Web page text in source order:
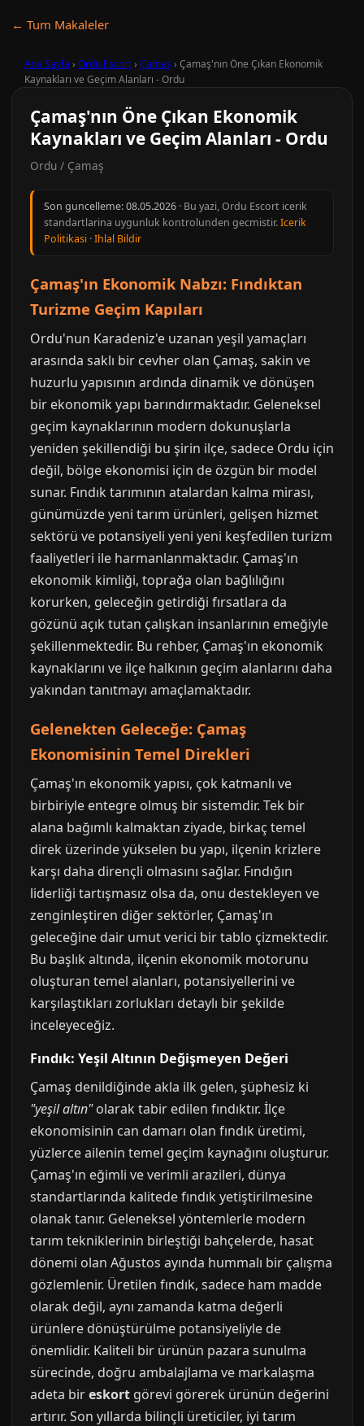
← Tum Makaleler
Ana Sayfa › Ordu Escort› Çamaş › Çamaş'nın Öne Çıkan Ekonomik
Kaynakları ve Geçim Alanları - Ordu
Çamaş'nın Öne Çıkan Ekonomik
Kaynakları ve Geçim Alanları - Ordu
Ordu / Çamaş
Son guncelleme:08.05.2026 · Bu yazi, Ordu Escort icerik
standartlarina uygunluk kontrolunden gecmistir.Icerik
Politikasi ·Ihlal Bildir
Çamaş'ın Ekonomik Nabzı: Fındıktan
Turizme Geçim Kapıları
Ordu'nun Karadeniz'e uzanan yeşil yamaçları
arasında saklı bir cevher olan Çamaş, sakin ve
huzurlu yapısının ardında dinamik ve dönüşen
bir ekonomik yapı barındırmaktadır. Geleneksel
geçim kaynaklarının modern dokunuşlarla
yeniden şekillendiği bu şirin ilçe, sadece Ordu için
değil, bölge ekonomisi için de özgün bir model
sunar. Fındık tarımının atalardan kalma mirası,
günümüzde yeni tarım ürünleri, gelişen hizmet
sektörü ve potansiyeli yeni yeni keşfedilen turizm
faaliyetleri ile harmanlanmaktadır. Çamaş'ın
ekonomik kimliği, toprağa olan bağlılığını
korurken, geleceğin getirdiği fırsatlara da
gözünü açık tutan çalışkan insanlarının emeğiyle
şekillenmektedir. Bu rehber, Çamaş'ın ekonomik
kaynaklarını ve ilçe halkının geçim alanlarını daha
yakından tanıtmayı amaçlamaktadır.
Gelenekten Geleceğe: Çamaş
Ekonomisinin Temel Direkleri
Çamaş'ın ekonomik yapısı, çok katmanlı ve
birbiriyle entegre olmuş bir sistemdir. Tek bir
alana bağımlı kalmaktan ziyade, birkaç temel
direk üzerinde yükselen bu yapı, ilçenin krizlere
karşı daha dirençli olmasını sağlar. Fındığın
liderliği tartışmasız olsa da, onu destekleyen ve
zenginleştiren diğer sektörler, Çamaş'ın
geleceğine dair umut verici bir tablo çizmektedir.
Bu başlık altında, ilçenin ekonomik motorunu
oluşturan temel alanları, potansiyellerini ve
karşılaştıkları zorlukları detaylı bir şekilde
inceleyeceğiz.
Fındık: Yeşil Altının Değişmeyen Değeri
Çamaş denildiğinde akla ilk gelen, şüphesiz ki
"yeşil altın"olarak tabir edilen fındıktır. İlçe
ekonomisinin can damarı olan fındık üretimi,
yüzlerce ailenin temel geçim kaynağını oluşturur.
Çamaş'ın eğimli ve verimli arazileri, dünya
standartlarında kalitede fındık yetiştirilmesine
olanak tanır. Geleneksel yöntemlerle modern
tarım tekniklerinin birleştiği bahçelerde, hasat
dönemi olan Ağustos ayında hummalı bir çalışma
gözlemlenir. Üretilen fındık, sadece ham madde
olarak değil, aynı zamanda katma değerli
ürünlere dönüştürülme potansiyeliyle de
önemlidir. Kaliteli bir ürünün pazara sunulma
sürecinde, doğru ambalajlama ve markalaşma
adeta bireskort görevi görerek ürünün değerini
artırır. Son yıllarda bilinçli üreticiler, iyi tarım